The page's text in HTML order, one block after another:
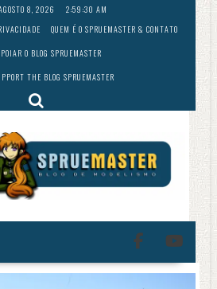
8, 2026
2:59:31 AM
QUEM É O SPRUEMASTER & CONTATO
O BLOG SPRUEMASTER
THE BLOG SPRUEMASTER